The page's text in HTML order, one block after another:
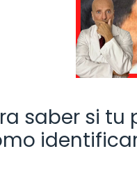
saber si